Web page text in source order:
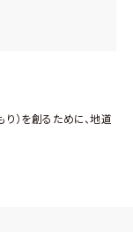
）を創るために、地道